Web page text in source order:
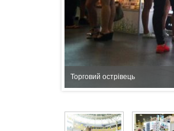
Торговий острівець